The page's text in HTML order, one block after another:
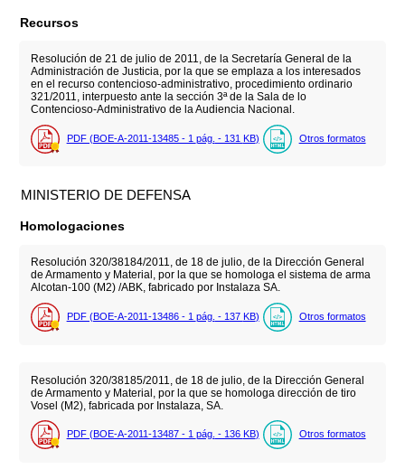
Recursos
Resolución de 21 de julio de 2011, de la Secretaría General de la
Administración de Justicia, por la que se emplaza a los interesados
en el recurso contencioso-administrativo, procedimiento ordinario
321/2011, interpuesto ante la sección 3ª de la Sala de lo
Contencioso-Administrativo de la Audiencia Nacional.
PDF (BOE-A-2011-13485 - 1 pág. - 131 KB) Otros formatos
MINISTERIO DE DEFENSA
Homologaciones
Resolución 320/38184/2011, de 18 de julio, de la Dirección General
de Armamento y Material, por la que se homologa el sistema de arma
Alcotan-100 (M2) /ABK, fabricado por Instalaza SA.
PDF (BOE-A-2011-13486 - 1 pág. - 137 KB) Otros formatos
Resolución 320/38185/2011, de 18 de julio, de la Dirección General
de Armamento y Material, por la que se homologa dirección de tiro
Vosel (M2), fabricada por Instalaza, SA.
PDF (BOE-A-2011-13487 - 1 pág. - 136 KB) Otros formatos